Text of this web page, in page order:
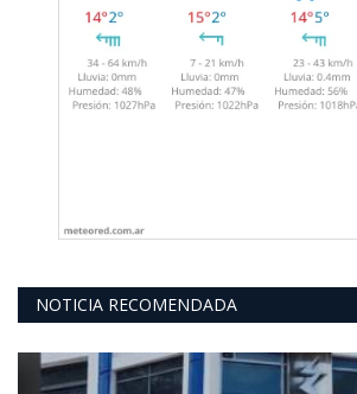
NOTICIA RECOMENDADA